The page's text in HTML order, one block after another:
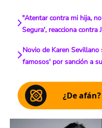
"Atentar contra mi hija,
Segura', reacciona contra
Novio de Karen
famosos' por sanción a
¿De afán?